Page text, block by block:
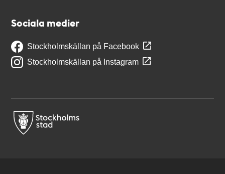
Sociala medier
Stockholmskällan på Facebook
Stockholmskällan på Instagram